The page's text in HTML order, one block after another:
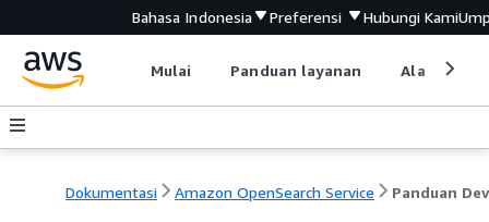
Bahasa Indonesia Preferensi Hubungi Kami
Mulai Panduan layanan Alat
Dokumentasi Amazon OpenSearch Service